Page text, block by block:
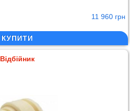
11 960 грн
КУПИТИ
Відбійник